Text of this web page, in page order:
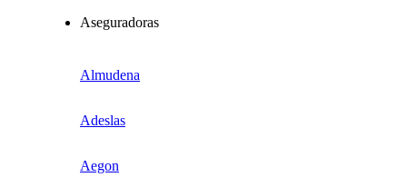
Aseguradoras
Almudena
Adeslas
Aegon